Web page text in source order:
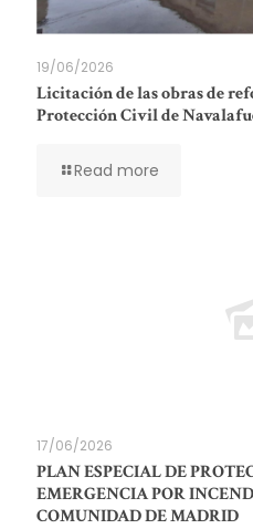
19/06/2026
Licitación de las obras de
Protección Civil de
Read more
17/06/2026
PLAN ESPECIAL DE
EMERGENCIA POR
COMUNIDAD DE MADRID